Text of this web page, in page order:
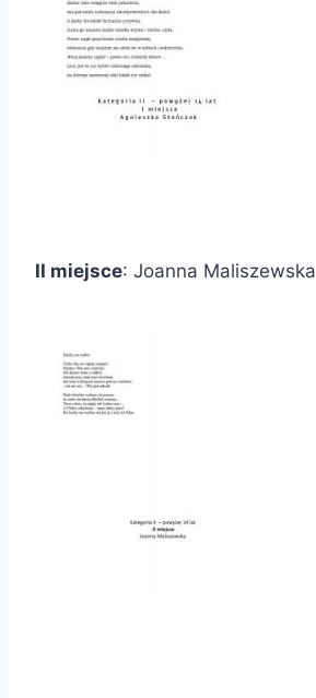
II miejsce: Joanna Maliszewska